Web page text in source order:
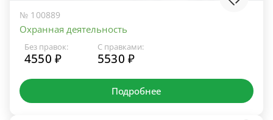
№ 100889
Охранная деятельность
Без правок:
4550 ₽
С правками:
5530 ₽
Подробнее